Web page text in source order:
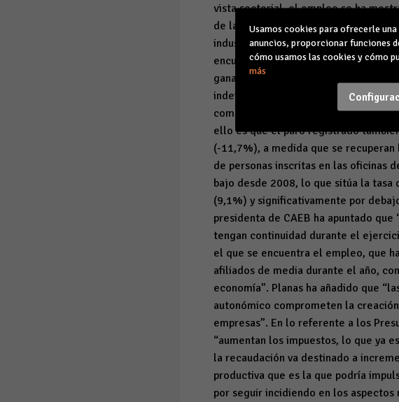
vista sectorial, el empleo se ha
de la construcción (7,3%), donde se
industria (2,7%), debido, en buena
encuentra inmerso el sector. La
ganando peso. En el último mes del
indefinidos crecen un 2,2% respecto
comportamiento del empleo está
ello es que el paro registrado
(-11,7%), a medida que se
de personas inscritas en las oficinas
bajo desde 2008, lo que sitúa la
(9,1%) y significativamente por
presidenta de CAEB ha apuntado
tengan continuidad durante el
el que se encuentra el empleo, que
afiliados de media durante el año,
economía”. Planas ha añadido que
autonómico comprometen la
empresas”. En lo referente a los
“aumentan los impuestos, lo que ya
la recaudación va destinado a
productiva que es la que podría
por seguir incidiendo en los
Usamos cookies para ofrecerle
anuncios, proporcionar funciones
cómo usamos las cookies y cómo
más